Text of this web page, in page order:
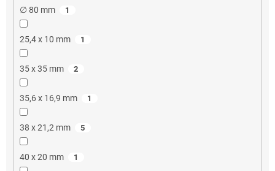
∅ 80 mm 1
25,4 x 10 mm 1
35 x 35 mm 2
35,6 x 16,9 mm 1
38 x 21,2 mm 5
40 x 20 mm 1